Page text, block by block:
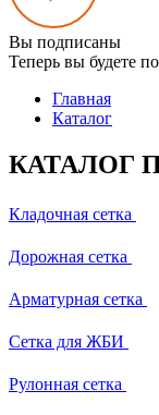
Вы подписаны
Теперь вы будете
Главная
Каталог
КАТАЛОГ
Кладочная сетка
Дорожная сетка
Арматурная сетка
Сетка для ЖБИ
Рулонная сетка